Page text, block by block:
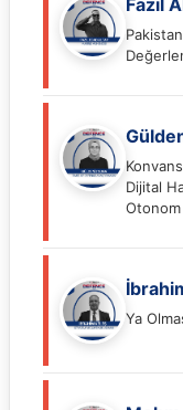
Dijital
Ya